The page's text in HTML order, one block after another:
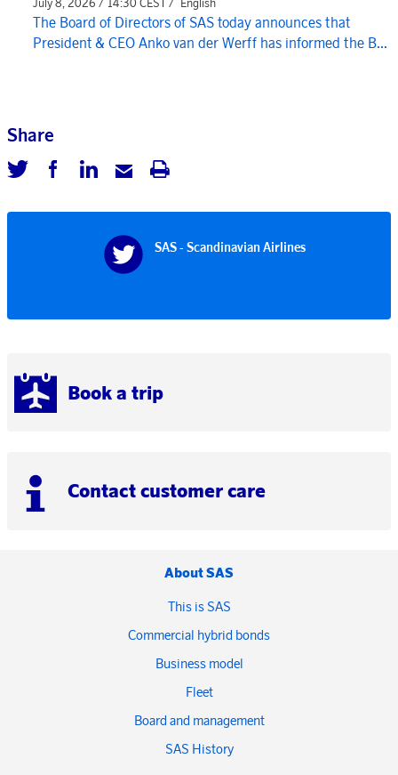
Book a trip
Contact customer care
The Board of Directors of SAS today announces that
President & CEO Anko van der Werff has informed the B...
Share
SAS - Scandinavian Airlines
About SAS
This is SAS
Commercial hybrid bonds
Business model
Fleet
Board and management
SAS History